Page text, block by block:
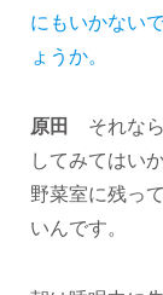
にもいかない
ょうか。
原田 それなら
してみてはい
野菜室に残っ
いんです。